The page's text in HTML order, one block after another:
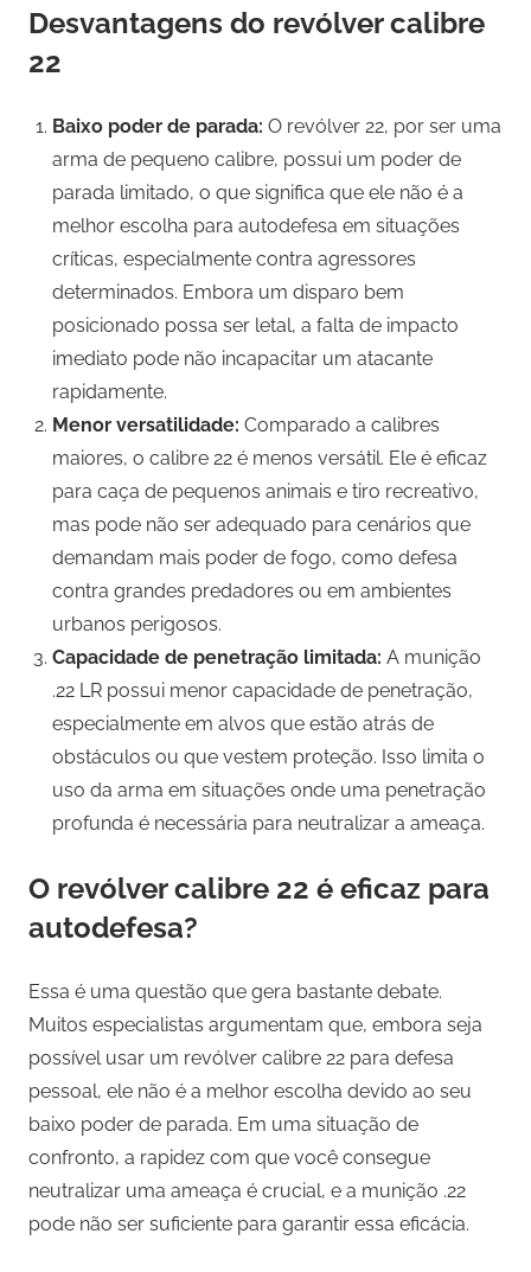
Desvantagens do revólver calibre
22
Baixo poder de parada: O revólver 22, por ser uma
arma de pequeno calibre, possui um poder de
parada limitado, o que significa que ele não é a
melhor escolha para autodefesa em situações
críticas, especialmente contra agressores
determinados. Embora um disparo bem
posicionado possa ser letal, a falta de impacto
imediato pode não incapacitar um atacante
rapidamente.
Menor versatilidade: Comparado a calibres
maiores, o calibre 22 é menos versátil. Ele é eficaz
para caça de pequenos animais e tiro recreativo,
mas pode não ser adequado para cenários que
demandam mais poder de fogo, como defesa
contra grandes predadores ou em ambientes
urbanos perigosos.
Capacidade de penetração limitada: A munição
.22 LR possui menor capacidade de penetração,
especialmente em alvos que estão atrás de
obstáculos ou que vestem proteção. Isso limita o
uso da arma em situações onde uma penetração
profunda é necessária para neutralizar a ameaça.
O revólver calibre 22 é eficaz para
autodefesa?
Essa é uma questão que gera bastante debate.
Muitos especialistas argumentam que, embora seja
possível usar um revólver calibre 22 para defesa
pessoal, ele não é a melhor escolha devido ao seu
baixo poder de parada. Em uma situação de
confronto, a rapidez com que você consegue
neutralizar uma ameaça é crucial, e a munição .22
pode não ser suficiente para garantir essa eficácia.